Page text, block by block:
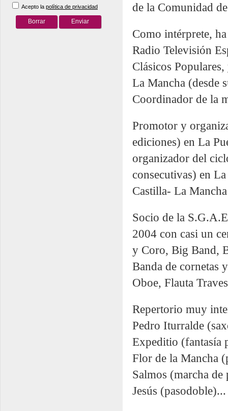
Acepto la política de privacidad
de la Comunidad
Como intérprete,
Radio Televisión
Clásicos
La Mancha (desde
Coordinador de la
Promotor y
ediciones) en La
organizador del
consecutivas) en
Castilla- La
Socio de la
2004 con casi un
y Coro, Big Band,
Banda de cornetas
Oboe, Flauta
Repertorio muy
Pedro Iturralde
Expeditio (fantasía
Flor de la Mancha
Salmos (marcha
Jesús (pasodoble)...